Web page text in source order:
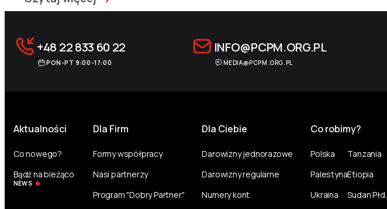
+48 22 833 60 22
PON-PT 9:00-17:00
INFO@PCPM.ORG.PL
MEDIA@PCPM.ORG.PL
Aktualności
Co nowego?
Bądź na bieżąco
NEWS
Dla Firm
Formy współpracy
Nasi partnerzy
Program "Dobry Partner"
Dla Ciebie
Darowizny jednorazowe
Darowizny regularne
Numery kont
Co robimy?
Polska
Palestyna
Ukraina
Tanzania
Etiopia
Sudan Płd.